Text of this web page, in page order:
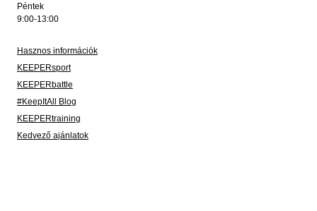
Péntek
9:00-13:00
Hasznos információk
KEEPERsport
KEEPERbattle
#KeepItAll Blog
KEEPERtraining
Kedvező ajánlatok